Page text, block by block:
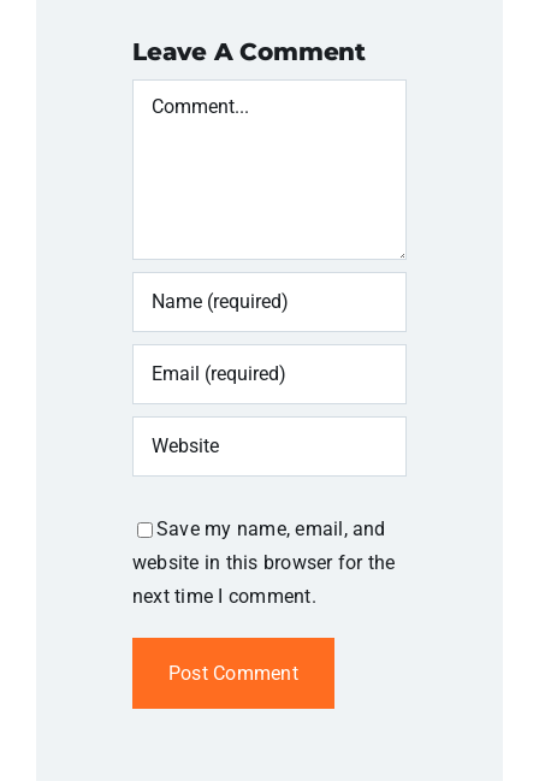
Leave A Comment
Comment
Save my name, email, and
website in this browser for the
next time I comment.